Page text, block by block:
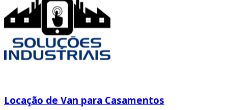
Locação de Van para Casamentos